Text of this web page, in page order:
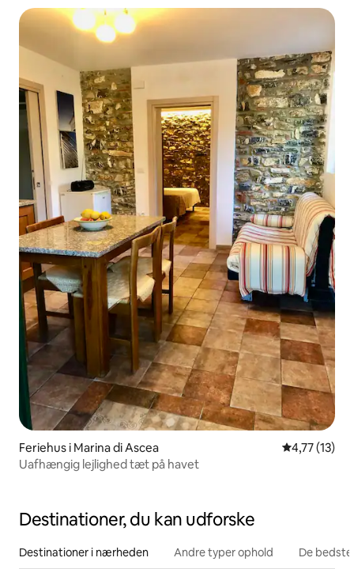
Feriehus i Marina di Ascea 4,77 ud af 5
4,77 (13)
Uafhængig lejlighed tæt på havet
Destinationer, du kan udforske
Destinationer i nærheden Andre typer ophold De